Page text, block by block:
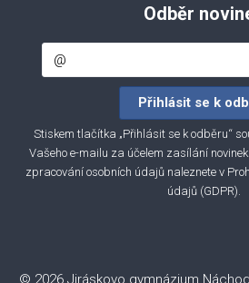
Odběr
Stiskem tlačítka „Přihlásit se k odběru“
Vašeho e-mailu za účelem zasílání
zpracování osobních údajů naleznete v
údajů (GDPR).
© 2026 Jiráskovo gymnázium